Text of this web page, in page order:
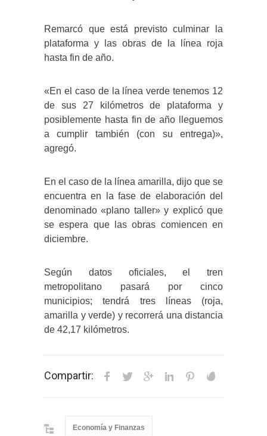
Remarcó que está previsto culminar la
plataforma y las obras de la línea roja
hasta fin de año.
«En el caso de la línea verde tenemos 12
de sus 27 kilómetros de plataforma y
posiblemente hasta fin de año lleguemos
a cumplir también (con su entrega)»,
agregó.
En el caso de la línea amarilla, dijo que se
encuentra en la fase de elaboración del
denominado «plano taller» y explicó que
se espera que las obras comiencen en
diciembre.
Según datos oficiales, el tren
metropolitano pasará por cinco
municipios; tendrá tres líneas (roja,
amarilla y verde) y recorrerá una distancia
de 42,17 kilómetros.
Compartir:
Economía y Finanzas